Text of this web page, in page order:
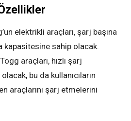
elektrikli araçları, şarj başına
kapasitesine sahip olacak.
araçları, hızlı şarj
bu da kullanıcıların
araçlarını şarj etmelerini